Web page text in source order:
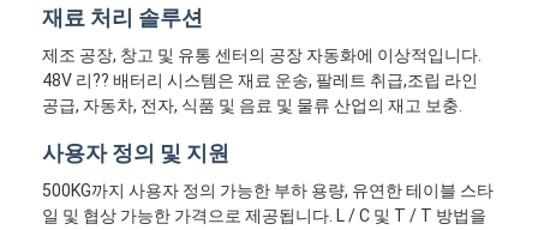
재료 처리 솔루션
제조 공장, 창고 및 유통 센터의 공장 자동화에 이상적입니다.
48V 리?? 배터리 시스템은 재료 운송, 팔레트 취급,조립 라인
공급, 자동차, 전자, 식품 및 음료 및 물류 산업의 재고 보충.
사용자 정의 및 지원
500KG까지 사용자 정의 가능한 부하 용량, 유연한 테이블 스타
일 및 협상 가능한 가격으로 제공됩니다. L / C 및 T / T 방법을